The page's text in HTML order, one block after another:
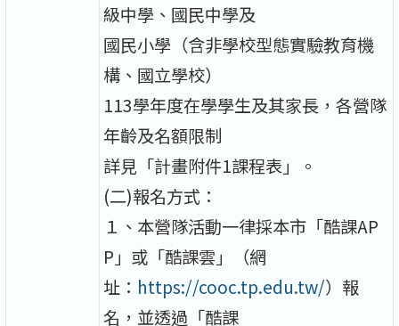
級中學、國民中學及
國民小學（含非學校型態實驗教育機
構、國立學校）
113學年度在學學生及其家長，各營隊
年齡及名額限制
詳見「計畫附件1課程表」。
(二)報名方式：
１、本營隊活動一律採本市「酷課AP
P」或「酷課雲」（網
址： https://cooc.tp.edu.tw/）報
名，並透過「酷課